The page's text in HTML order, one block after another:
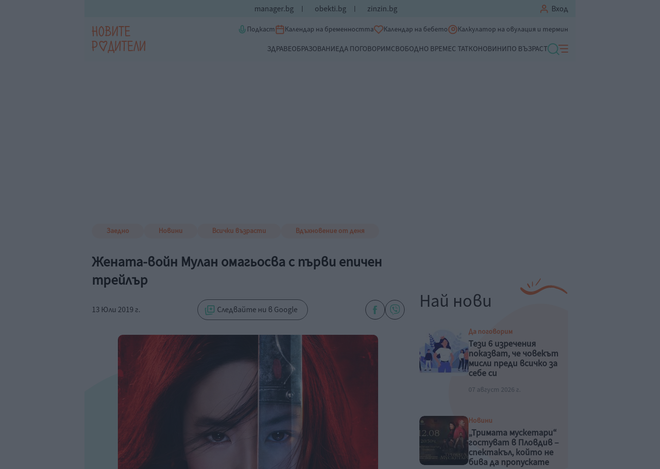
manager.bg obekti.bg zinzin.bg Вход
Подкаст Календар на бременността Календар на бебето Калкулатор на овулация и термин
ЗДРАВЕОБРАЗОВАНИЕДА ПОГОВОРИМСВОБОДНО ВРЕМЕС ТАТКОНОВИНИПО ВЪЗРАСТ
Заедно Новини Всички възрасти Вдъхновение от деня
Жената-войн Мулан омагьосва с първи епичен
трейлър
13 Юли 2019 г. Следвайте ни в Google Най нови
Да поговорим
Тези 6 изречения
показват, че човекът
мисли преди всичко за
себе си
07 август 2026 г.
Новини
„Тримата мускетари“
гостуват в Пловдив –
спектакъл, който не
бива да пропускате